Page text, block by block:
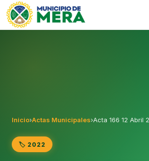
Gobierno Autónomo Descentralizado
Inicio›Actas Municipales›Acta 166 12 Abril
🏷️ 2022